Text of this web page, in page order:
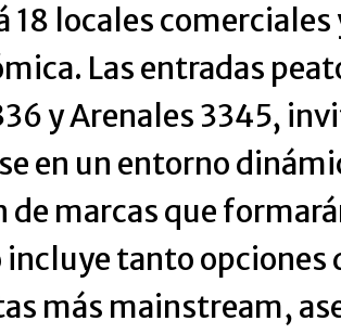
18 locales
Las entradas
y Arenales 3345,
en un entorno
de marcas que
tanto opciones
más mainstream,